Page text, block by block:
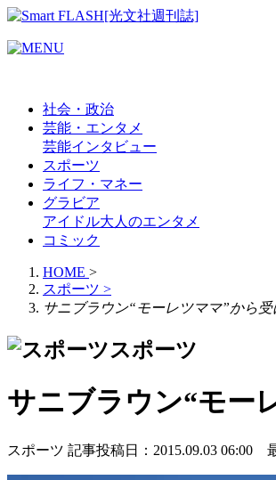
社会・政治
芸能・エンタメ
芸能インタビュー
スポーツ
ライフ・マネー
グラビア
アイドル大人のエンタメ
コミック
HOME >
スポーツ >
サニブラウン“モーレツママ”から
スポーツ
サニブラウン“モー
スポーツ 記事投稿日：2015.09.03 06:00